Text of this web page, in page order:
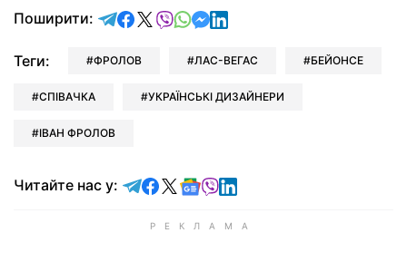
Поширити: відправити у Telegram
поділитись у Facebook
поділитись у X
відправити у Viber
відправити у Whatsapp
відправити у Messenger
відправити у LinkedIn
Теги: ФРОЛОВ ЛАС-ВЕГАС БЕЙОНСЕ
СПІВАЧКА УКРАЇНСЬКІ ДИЗАЙНЕРИ
ІВАН ФРОЛОВ
Читайте нас у: Читайте у Telegram
Читайте у Facebook
Читайте у X
Читайте у Google news
Читайте у Viber
Читайте у LinkedIn